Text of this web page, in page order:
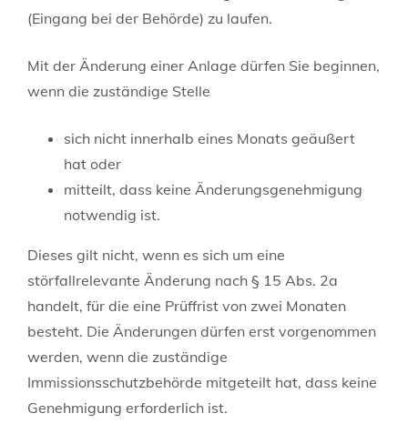
(Eingang bei der Behörde) zu laufen.
Mit der Änderung einer Anlage dürfen Sie beginnen,
wenn die zuständige Stelle
sich nicht innerhalb eines Monats geäußert
hat oder
mitteilt, dass keine Änderungsgenehmigung
notwendig ist.
Dieses gilt nicht, wenn es sich um eine
störfallrelevante Änderung nach § 15 Abs. 2a
handelt, für die eine Prüffrist von zwei Monaten
besteht. Die Änderungen dürfen erst vorgenommen
werden, wenn die zuständige
Immissionsschutzbehörde mitgeteilt hat, dass keine
Genehmigung erforderlich ist.